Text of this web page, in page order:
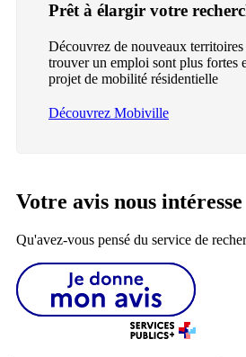
Prêt à élargir votre
Découvrez de nouveaux territoires
trouver un emploi sont plus fortes
projet de mobilité résidentielle
Découvrez Mobiville
Votre avis nous intéresse
Qu'avez-vous pensé du service de